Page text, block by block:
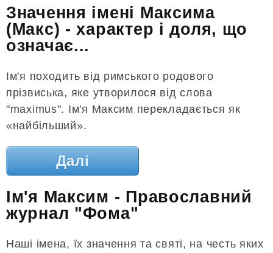
Значення імені Максима
(Макс) - характер і доля, що
означає...
Ім'я походить від римського родового
прізвиська, яке утворилося від слова
"maximus". Ім'я Максим перекладається як
«найбільший».
Далі
Ім'я Максим - Православний
журнал "Фома"
Наші імена, їх значення та святі, на честь яких